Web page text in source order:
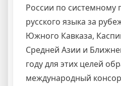
России по
русского языка за
Южного Кавказа,
Средней Азии и
году для этих целей
международный